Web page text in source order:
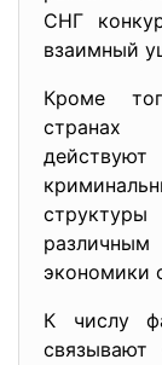
СНГ
взаимный
Кроме
экономики
К числу